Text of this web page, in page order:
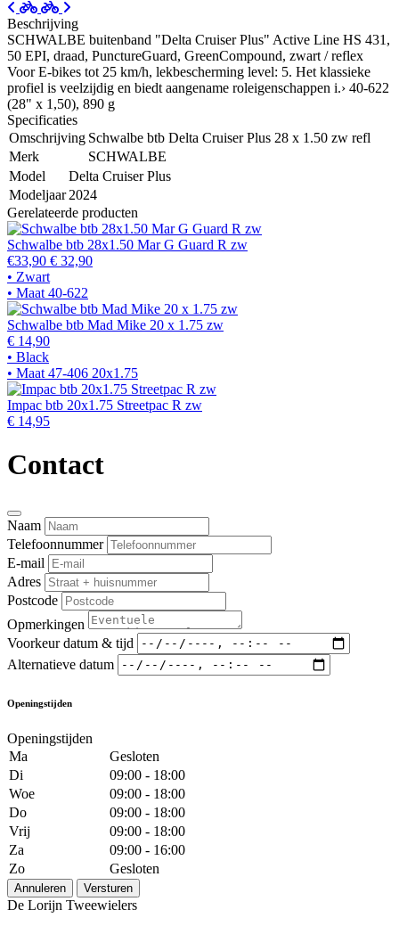
Beschrijving
SCHWALBE buitenband "Delta Cruiser Plus" Active Line HS 431,
50 EPI, draad, PunctureGuard, GreenCompound, zwart / reflex
Voor E-bikes tot 25 km/h, lekbescherming level: 5. Het klassieke
profiel is veelzijdig en biedt aangename roleigenschappen i.› 40-622
(28" x 1,50), 890 g
Specificaties
Omschrijving Schwalbe btb Delta Cruiser Plus 28 x 1.50 zw refl
Merk
SCHWALBE
Model
Delta Cruiser Plus
Modeljaar 2024
Gerelateerde producten
Schwalbe btb 28x1.50 Mar G Guard R zw
€33,90 € 32,90
• Zwart
• Maat 40-622
Schwalbe btb Mad Mike 20 x 1.75 zw
€ 14,90
• Black
• Maat 47-406 20x1.75
Impac btb 20x1.75 Streetpac R zw
€ 14,95
Contact
Naam
Telefoonnummer
E-mail
Adres
Postcode
Opmerkingen
Voorkeur datum & tijd
Alternatieve datum
Openingstijden
Openingstijden
Ma
Gesloten
Di
09:00 - 18:00
Woe
09:00 - 18:00
Do
09:00 - 18:00
Vrij
09:00 - 18:00
Za
09:00 - 16:00
Zo
Gesloten
Annuleren Versturen
De Lorijn Tweewielers